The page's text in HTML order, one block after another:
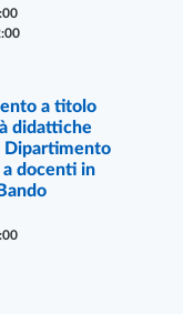
a titolo
didattiche
Dipartimento
a docenti in